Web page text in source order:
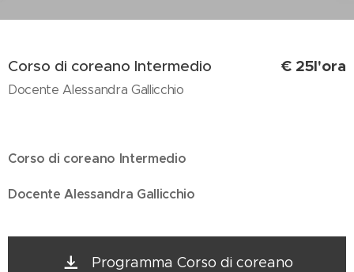
Corso di coreano Intermedio
Docente Alessandra Gallicchio
€ 25l'ora
Corso di coreano Intermedio
Docente Alessandra Gallicchio
Programma Corso di coreano